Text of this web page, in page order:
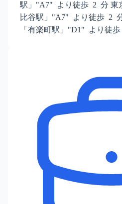
駅」"A7" より徒歩 2 分 東
比谷駅」"A7" より徒歩 2
「有楽町駅」"D1" より徒